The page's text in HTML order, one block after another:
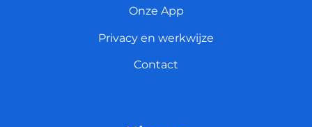
Onze App
Privacy en werkwijze
Contact